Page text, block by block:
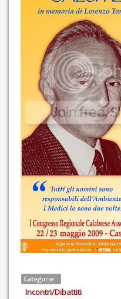
Categorie
Incontri/Dibattiti